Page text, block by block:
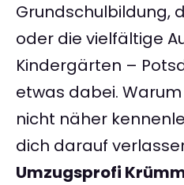
Grundschulbildung,
oder die vielfältige
Kindergärten –
etwas dabei.
nicht näher
dich darauf
Umzugsprofi